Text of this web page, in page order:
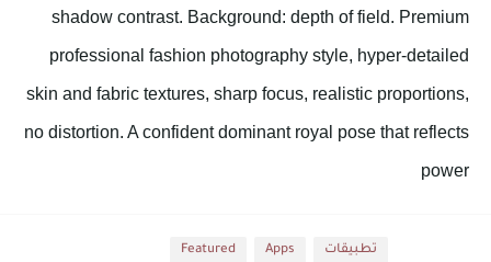
shadow contrast. Background: depth of field. Premium
professional fashion photography style, hyper-detailed
skin and fabric textures, sharp focus, realistic proportions,
no distortion. A confident dominant royal pose that reflects
power
تطبيقات Apps
Featured